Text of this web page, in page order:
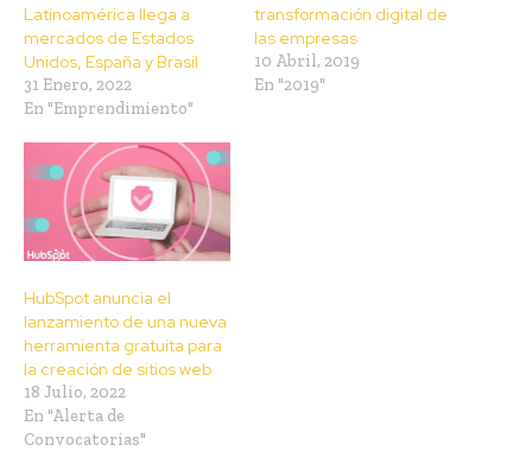
Latinoamérica llega a
mercados de Estados
Unidos, España y Brasil
31 Enero, 2022
En "Emprendimiento"
transformación digital de
las empresas
10 Abril, 2019
En "2019"
HubSpot anuncia el
lanzamiento de una nueva
herramienta gratuita para
la creación de sitios web
18 Julio, 2022
En "Alerta de
Convocatorias"